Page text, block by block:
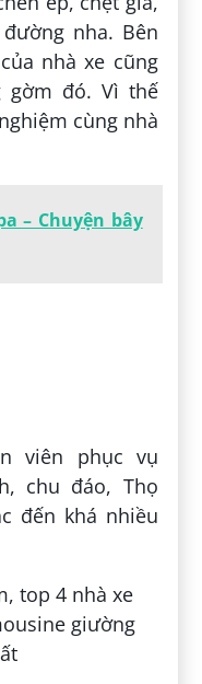
nha. Bên
nhà xe cũng
gờm đó. Vì thế
cùng nhà
– Chuyện bây
viên phục vụ
chu đáo, Thọ
đến khá nhiều